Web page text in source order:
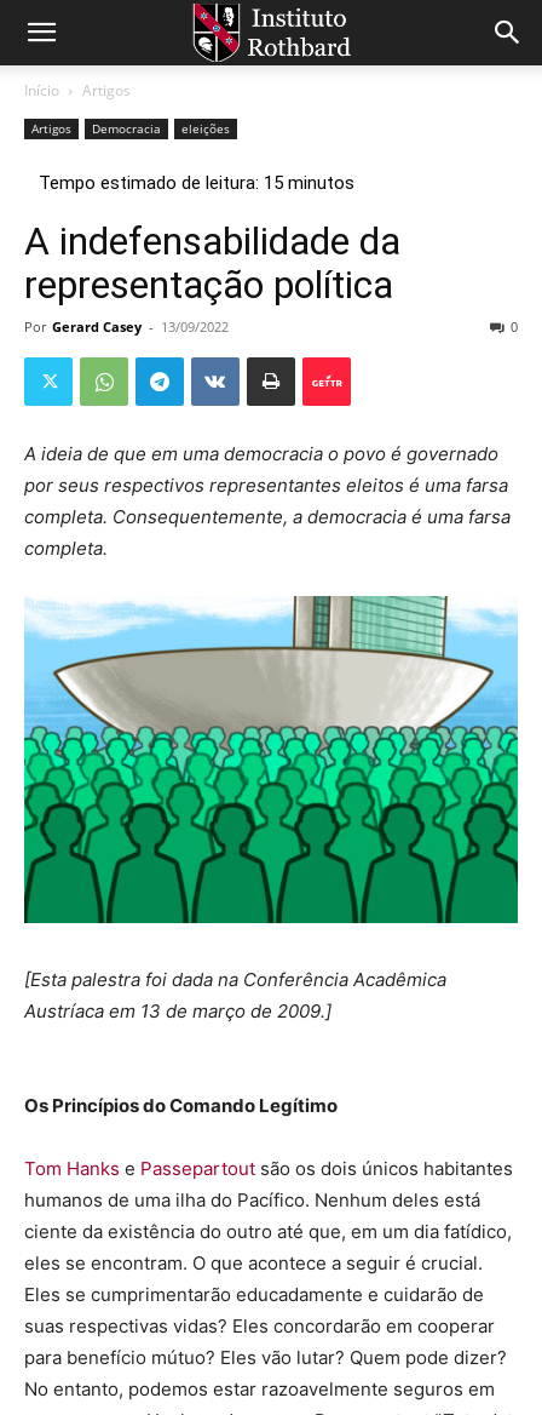
Início Artigos
Artigos Democracia eleições
A indefensabilidade da
representação política
Por Gerard Casey - 13/09/2022 0
A ideia de que em uma democracia o povo é governado
por seus respectivos representantes eleitos é uma farsa
completa. Consequentemente, a democracia é uma farsa
completa.
[Esta palestra foi dada na Conferência Acadêmica
Austríaca em 13 de março de 2009.]
Os Princípios do Comando Legítimo
Tom Hanks e Passepartout são os dois únicos habitantes
humanos de uma ilha do Pacífico. Nenhum deles está
ciente da existência do outro até que, em um dia fatídico,
eles se encontram. O que acontece a seguir é crucial.
Eles se cumprimentarão educadamente e cuidarão de
suas respectivas vidas? Eles concordarão em cooperar
para benefício mútuo? Eles vão lutar? Quem pode dizer?
No entanto, podemos estar razoavelmente seguros em